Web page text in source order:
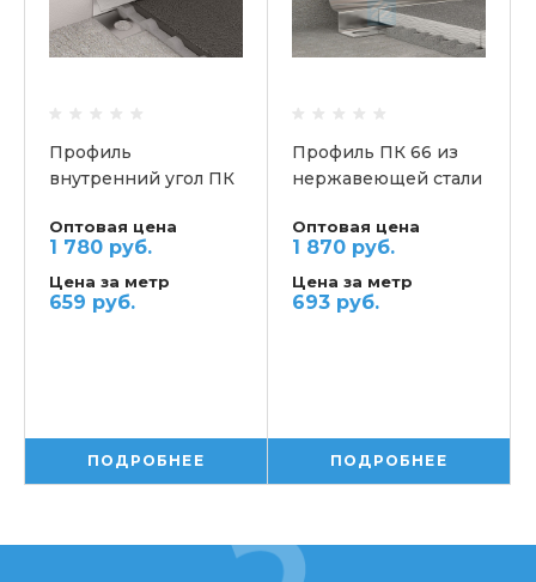
Профиль
внутренний угол ПК
стали 430
Оптовая цена
1 780 руб.
Цена за метр
659 руб.
ПОДРОБНЕЕ
Профиль ПК 66 из
нержавеющей стали
Оптовая цена
1 870 руб.
Цена за метр
693 руб.
ПОДРОБНЕЕ